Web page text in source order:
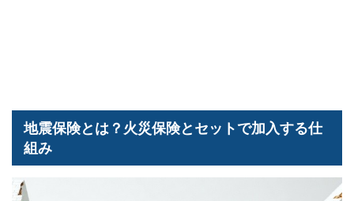
地震保険とは？火災保険とセットで加入する仕
組み